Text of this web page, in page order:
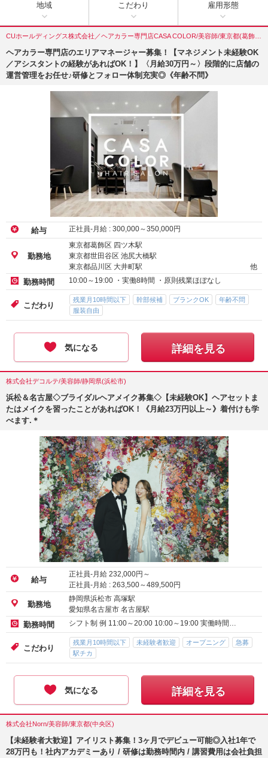
地域 こだわり 雇用形態
ヘアカラー専門店のエリアマネージャー募集！【マネジメント未経験OK
／アシスタントの経験があればOK！】〈月給30万円～〉段階的に店舗の
運営管理をお任せ♪研修とフォロー体制充実◎《年齢不問》
給与 正社員-月給 : 300,000～350,000円
勤務地
東京都葛飾区 四ツ木駅
東京都世田谷区 池尻大橋駅
東京都品川区 大井町駅
他
勤務時間 10:00～19:00 ・実働8時間 ・原則残業ほぼなし
こだわり
残業月10時間以下 幹部候補 ブランクOK
年齢不問
服装自由
気になる 詳細を見る
株式会社デコルテ/美容師/静岡県(浜松市)
浜松＆名古屋◇ブライダルヘアメイク募集◇【未経験OK】ヘアセットま
たはメイクを習ったことがあればOK！《月給23万円以上～》着付けも学
べます.＊
給与
正社員-月給 232,000円～
正社員-月給 : 263,500～489,500円
勤務地
静岡県浜松市 高塚駅
愛知県名古屋市 名古屋駅
勤務時間 シフト制 例 11:00～20:00 10:00～19:00 実働時間…
こだわり
残業月10時間以下 未経験者歓迎 オープニング
急募
駅チカ
気になる 詳細を見る
株式会社Norn/美容師/東京都(中央区)
【未経験者大歓迎】アイリスト募集！3ヶ月でデビュー可能◎入社1年で
28万円も！社内アカデミーあり / 研修は勤務時間内 / 講習費用は会社負担